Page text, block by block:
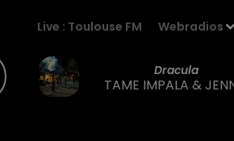
Live : Toulouse FM Webradios
Dracula
TAME IMPALA &